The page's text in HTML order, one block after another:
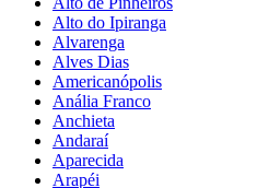
Alto do Ipiranga
Alvarenga
Alves Dias
Americanópolis
Anália Franco
Anchieta
Andaraí
Aparecida
Arapéi